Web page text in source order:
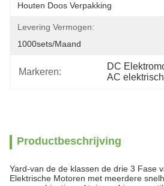
Houten Doos Verpakking
Levering Vermogen:
1000sets/maand
Markeren:
DC
AC
Productbeschrijving
Yard-van de de klassen de drie 3 Fase
Elektrische Motoren met meerdere